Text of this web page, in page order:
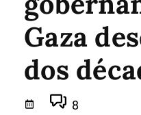
Gaza
dos
8